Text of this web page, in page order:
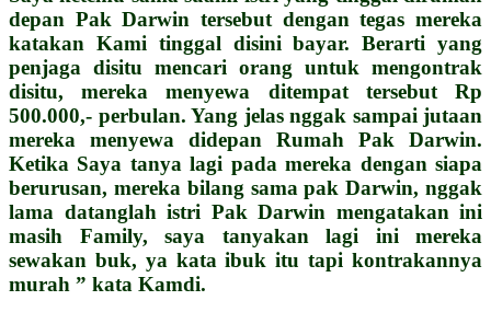
depan Pak Darwin tersebut dengan tegas mereka
katakan Kami tinggal disini bayar. Berarti yang
penjaga disitu mencari orang untuk mengontrak
disitu, mereka menyewa ditempat tersebut Rp
500.000,- perbulan. Yang jelas nggak sampai jutaan
mereka menyewa didepan Rumah Pak Darwin.
Ketika Saya tanya lagi pada mereka dengan siapa
berurusan, mereka bilang sama pak Darwin, nggak
lama datanglah istri Pak Darwin mengatakan ini
masih Family, saya tanyakan lagi ini mereka
sewakan buk, ya kata ibuk itu tapi kontrakannya
murah ” kata Kamdi.